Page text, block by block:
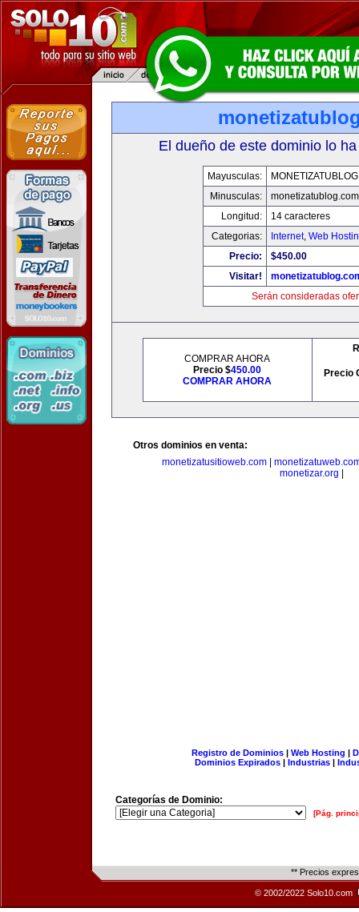
El dueño de este dominio lo
Mayusculas:
Minusculas:
monetizatublog.com
Longitud:
14 caracteres
Categorias:
Internet, Web
Precio:
$450.00
Visitar!
Serán consideradas
COMPRAR AHORA
Precio $450.00
COMPRAR AHORA
Precio
Otros dominios en venta:
monetizatusitioweb.com
monetizar.org
Registro de Dominios| Web Hosting |
Dominios Expirados | Industrias |
Categorías de Dominio:
[Pág.
** Precios
© 2002/2022 Solo10.com